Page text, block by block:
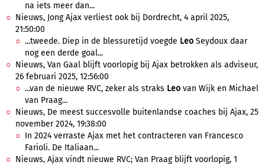
na iets meer dan...
Nieuws, Jong Ajax verliest ook bij Dordrecht, 4 april 2025,
21:50:00
...tweede. Diep in de blessuretijd voegde Leo Seydoux daar
nog een derde goal...
Nieuws, Van Gaal blijft voorlopig bij Ajax betrokken als adviseur,
26 februari 2025, 12:56:00
...van de nieuwe RVC, zeker als straks Leo van Wijk en Michael
van Praag...
Nieuws, De meest succesvolle buitenlandse coaches bij Ajax, 25
november 2024, 19:38:00
In 2024 verraste Ajax met het contracteren van Francesco
Farioli. De Italiaan...
Nieuws, Ajax vindt nieuwe RVC; Van Praag blijft voorlopig, 1